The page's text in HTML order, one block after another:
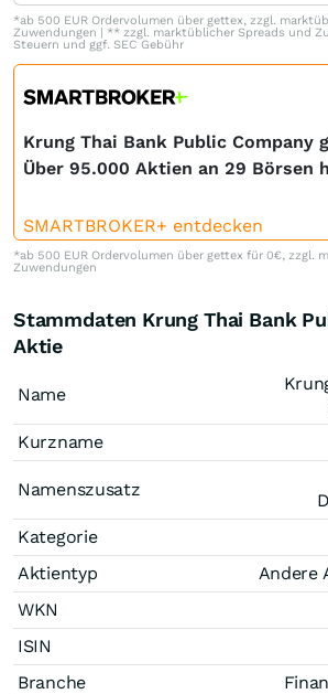
*ab 500 EUR Ordervolumen über gettex, zzgl.
Zuwendungen | ** zzgl. marktüblicher Spreads und
Steuern und ggf. SEC Gebühr
Krung Thai Bank Public Company
Über 95.000 Aktien an 29 Börsen
SMARTBROKER+ entdecken
*ab 500 EUR Ordervolumen über gettex für 0€, zzgl.
Zuwendungen
Stammdaten Krung Thai Bank
Aktie
Name
Kurzname
Namenszusatz
Kategorie
Aktientyp
Andere
WKN
ISIN
Branche